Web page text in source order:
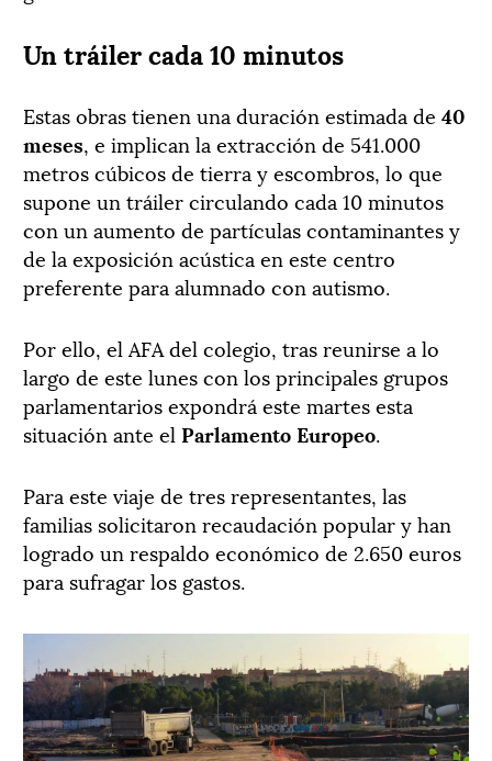
Un tráiler cada 10 minutos
Estas obras tienen una duración estimada de 40
meses, e implican la extracción de 541.000
metros cúbicos de tierra y escombros, lo que
supone un tráiler circulando cada 10 minutos
con un aumento de partículas contaminantes y
de la exposición acústica en este centro
preferente para alumnado con autismo.
Por ello, el AFA del colegio, tras reunirse a lo
largo de este lunes con los principales grupos
parlamentarios expondrá este martes esta
situación ante el Parlamento Europeo.
Para este viaje de tres representantes, las
familias solicitaron recaudación popular y han
logrado un respaldo económico de 2.650 euros
para sufragar los gastos.